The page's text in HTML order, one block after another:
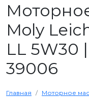
Moly
LL 5W30
39006
Главная
Моторное